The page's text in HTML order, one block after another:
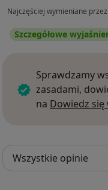
Najczęściej wymieniane
Szczegółowe
Sprawdzamy
zasadami,
na Dowiedz się